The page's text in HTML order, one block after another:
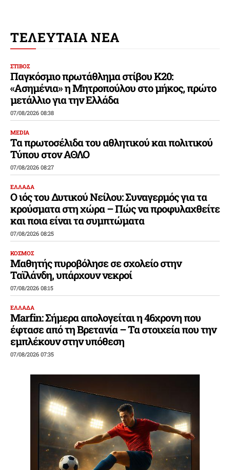
ΤΕΛΕΥΤΑΙΑ ΝΕΑ
ΣΤΙΒΟΣ
Παγκόσμιο πρωτάθλημα στίβου Κ20:
«Ασημένια» η Μητροπούλου στο μήκος, πρώτο
μετάλλιο για την Ελλάδα
07/08/2026 08:38
MEDIA
Τα πρωτοσέλιδα του αθλητικού και πολιτικού
Τύπου στον ΑΘΛΟ
07/08/2026 08:27
ΕΛΛΑΔΑ
Ο ιός του Δυτικού Νείλου: Συναγερμός για τα
κρούσματα στη χώρα – Πώς να προφυλαχθείτε
και ποια είναι τα συμπτώματα
07/08/2026 08:25
ΚΟΣΜΟΣ
Μαθητής πυροβόλησε σε σχολείο στην
Ταϊλάνδη, υπάρχουν νεκροί
07/08/2026 08:15
ΕΛΛΑΔΑ
Marfin: Σήμερα απολογείται η 46χρονη που
έφτασε από τη Βρετανία – Τα στοιχεία που την
εμπλέκουν στην υπόθεση
07/08/2026 07:35